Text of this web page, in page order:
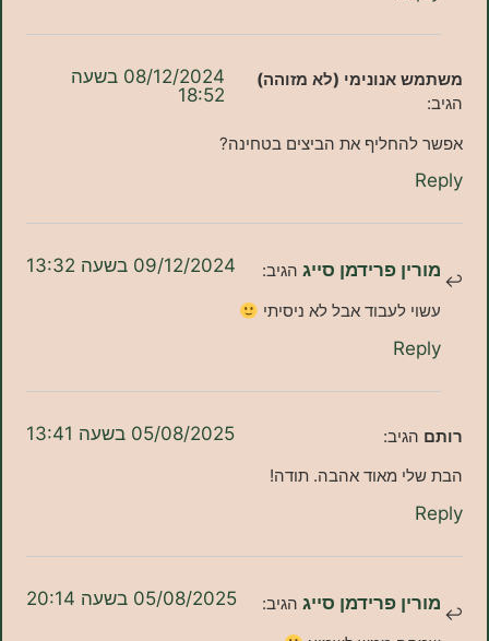
אנונימי (לא מזוהה)
08/12/2024 בשעה
18:52
את הביצים בטחינה?
פרידמן סייג הגיב: 09/12/2024 בשעה 13:32
לעבוד אבל לא ניסיתי
05/08/2025 בשעה 13:41
מאוד אהבה. תודה!
פרידמן סייג הגיב: 05/08/2025 בשעה 20:14